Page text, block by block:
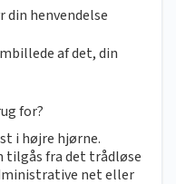
henvendelse
af det, din
for?
i højre hjørne.
tilgås fra det trådløse
net eller